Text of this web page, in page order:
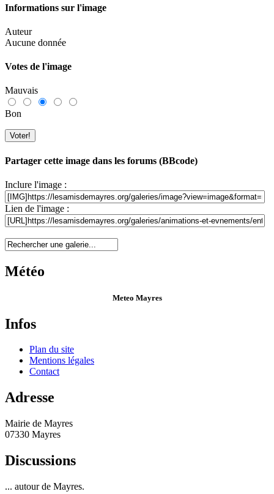
Informations sur l'image
Auteur
Aucune donnée
Votes de l'image
Mauvais
Bon
Partager cette image dans les forums (BBcode)
Inclure l'image :
Lien de l'image :
Météo
Meteo Mayres
Infos
Plan du site
Mentions légales
Contact
Adresse
Mairie de Mayres
07330 Mayres
Discussions
... autour de Mayres.